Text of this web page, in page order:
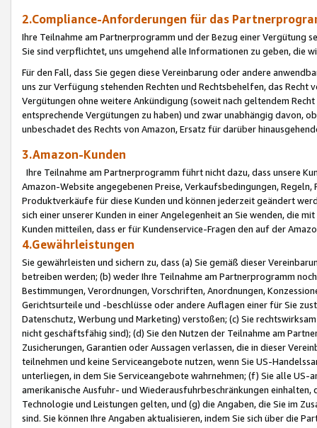
2.Compliance-Anforderungen für das
Ihre Teilnahme am Partnerprogramm und der Bezug einer Vergütung
Sie sind verpflichtet, uns umgehend alle Informationen zu geben, die
Für den Fall, dass Sie gegen diese Vereinbarung oder andere
uns zur Verfügung stehenden Rechten und Rechtsbehelfen, das
Vergütungen ohne weitere Ankündigung (soweit nach geltendem
entsprechende Vergütungen zu haben) und zwar unabhängig davon,
unbeschadet des Rechts von Amazon, Ersatz für darüber
3.Amazon-Kunden
Ihre Teilnahme am Partnerprogramm führt nicht dazu, dass unsere
Amazon-Website angegebenen Preise, Verkaufsbedingungen,
Produktverkäufe für diese Kunden und können jederzeit geändert
sich einer unserer Kunden in einer Angelegenheit an Sie wenden, die
Kunden mitteilen, dass er für Kundenservice-Fragen den auf der
4.Gewährleistungen
Sie gewährleisten und sichern zu, dass (a) Sie gemäß dieser
betreiben werden; (b) weder Ihre Teilnahme am Partnerprogramm
Bestimmungen, Verordnungen, Vorschriften, Anordnungen,
Gerichtsurteile und -beschlüsse oder andere Auflagen einer für Sie
Datenschutz, Werbung und Marketing) verstoßen; (c) Sie
nicht geschäftsfähig sind); (d) Sie den Nutzen der Teilnahme am
Zusicherungen, Garantien oder Aussagen verlassen, die in dieser
teilnehmen und keine Serviceangebote nutzen, wenn Sie US-
unterliegen, in dem Sie Serviceangebote wahrnehmen; (f) Sie alle
amerikanische Ausfuhr- und Wiederausfuhrbeschränkungen
Technologie und Leistungen gelten, und (g) die Angaben, die Sie im
sind. Sie können Ihre Angaben aktualisieren, indem Sie sich über die